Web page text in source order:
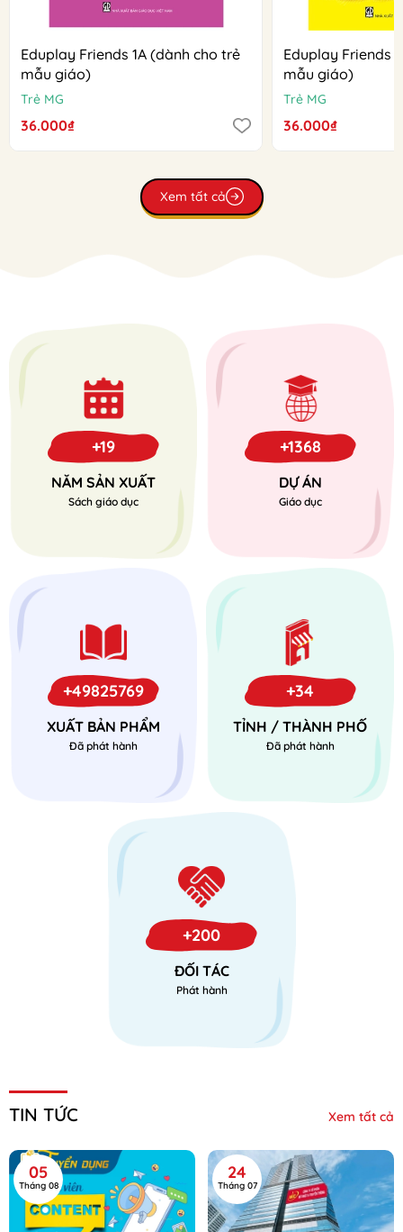
Eduplay Friends 1A (dành cho trẻ
mẫu giáo)
Trẻ MG
36.000₫
Eduplay Friends
mẫu giáo)
Trẻ MG
36.000₫
Xem tất cả
+19
NĂM SẢN XUẤT
Sách giáo dục
+1368
DỰ ÁN
Giáo dục
+49825769
XUẤT BẢN PHẨM
Đã phát hành
+34
TỈNH / THÀNH PHỐ
Đã phát hành
+200
ĐỐI TÁC
Phát hành
TIN TỨC Xem tất cả
05
Tháng 08
24
Tháng 07